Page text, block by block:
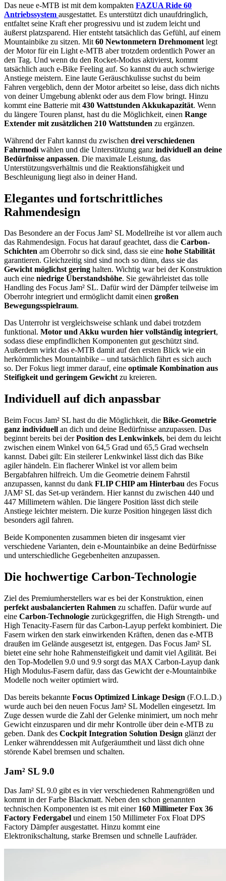
Das neue e-MTB ist mit dem kompakten FAZUA Ride 60
Antriebssystem ausgestattet. Es unterstützt dich unaufdringlich,
entfaltet seine Kraft eher progressivu und ist zudem leicht und
äußerst platzsparend. Hier entsteht tatsächlich das Gefühl, auf einem
Mountainbike zu sitzen. Mit 60 Newtonmetern Drehmoment legt
der Motor für ein Light e-MTB aber trotzdem ordentlich Power an
den Tag. Und wenn du den Rocket-Modus aktivierst, kommt
tatsächlich auch e-Bike Feeling auf. So kannst du auch schwierige
Anstiege meistern. Eine laute Geräuschkulisse suchst du beim
Fahren vergeblich, denn der Motor arbeitet so leise, dass dich nichts
von deiner Umgebung ablenkt oder aus dem Flow bringt. Hinzu
kommt eine Batterie mit 430 Wattstunden Akkukapazität. Wenn
du längere Touren planst, hast du die Möglichkeit, einen Range
Extender mit zusätzlichen 210 Wattstunden zu ergänzen.
Während der Fahrt kannst du zwischen drei verschiedenen
Fahrmodi wählen und die Unterstützung ganz individuell an deine
Bedürfnisse anpassen. Die maximale Leistung, das
Unterstützungsverhältnis und die Reaktionsfähigkeit und
Beschleunigung liegt also in deiner Hand.
Elegantes und fortschrittliches
Rahmendesign
Das Besondere an der Focus Jam² SL Modellreihe ist vor allem auch
das Rahmendesign. Focus hat darauf geachtet, dass die Carbon-
Schichten am Oberrohr so dick sind, dass sie eine hohe Stabilität
garantieren. Gleichzeitig sind sind noch so dünn, dass sie das
Gewicht möglichst gering halten. Wichtig war bei der Konstruktion
auch eine niedrige Überstandshöhe. Sie gewährleistet das tolle
Handling des Focus Jam² SL. Dafür wird der Dämpfer teilweise im
Oberrohr integriert und ermöglicht damit einen großen
Bewegungsspielraum.
Das Unterrohr ist vergleichsweise schlank und dabei trotzdem
funktional. Motor und Akku wurden hier vollständig integriert,
sodass diese empfindlichen Komponenten gut geschützt sind.
Außerdem wirkt das e-MTB damit auf den ersten Blick wie ein
herkömmliches Mountainbike – und tatsächlich fährt es sich auch
so. Der Fokus liegt immer darauf, eine optimale Kombination aus
Steifigkeit und geringem Gewichtzu kreieren.
Individuell auf dich anpassbar
Beim Focus Jam² SL hast du die Möglichkeit, die Bike-Geometrie
ganz individuell an dich und deine Bedürfnisse anzupassen. Das
beginnt bereits bei derPosition des Lenkwinkels, bei dem du leicht
zwischen einem Winkel von 64,5 Grad und 65,5 Grad wechseln
kannst. Dabei gilt: Ein steilerer Lenkwinkel lässt dich das Bike
agiler händeln. Ein flacherer Winkel ist vor allem beim
Bergabfahren hilfreich. Um die Geometrie deinem Fahrstil
anzupassen, kannst du dank FLIP CHIP am Hinterbau des Focus
JAM² SL das Set-up verändern. Hier kannst du zwischen 440 und
447 Millimetern wählen. Die längere Position lässt dich steile
Anstiege leichter meistern. Die kurze Position hingegen lässt dich
besonders agil fahren.
Beide Komponenten zusammen bieten dir insgesamt vier
verschiedene Varianten, dein e-Mountainbike an deine Bedürfnisse
und unterschiedliche Gegebenheiten anzupassen.
Die hochwertige Carbon-Technologie
Ziel des Premiumherstellers war es bei der Konstruktion, einen
perfekt ausbalancierten Rahmen zu schaffen. Dafür wurde auf
eine Carbon-Technologie zurückgegriffen, die High Strength- und
High Tenacity-Fasern für das Carbon-Layup perfekt kombiniert. Die
Fasern wirken den stark einwirkenden Kräften, denen das e-MTB
draußen im Gelände ausgesetzt ist, entgegen. Das Focus Jam² SL
bietet eine sehr hohe Rahmensteifigkeit und damit viel Agilität. Bei
den Top-Modellen 9.0 und 9.9 sorgt das MAX Carbon-Layup dank
High Modulus-Fasern dafür, dass das Gewicht der e-Mountainbike
Modelle noch weiter optimiert wird.
Das bereits bekannte Focus Optimized Linkage Design (F.O.L.D.)
wurde auch bei den neuen Focus Jam² SL Modellen eingesetzt. Im
Zuge dessen wurde die Zahl der Gelenke minimiert, um noch mehr
Gewicht einzusparen und dir mehr Kontrolle über dein e-MTB zu
geben. Dank des Cockpit Integration Solution Design glänzt der
Lenker währenddessen mit Aufgeräumtheit und lässt dich ohne
störende Kabel bremsen und schalten.
Jam² SL 9.0
Das Jam² SL 9.0 gibt es in vier verschiedenen Rahmengrößen und
kommt in der Farbe Blackmatt. Neben den schon genannten
technischen Komponenten ist es mit einer 160 Millimeter Fox 36
Factory Federgabel und einem 150 Millimeter Fox Float DPS
Factory Dämpfer ausgestattet. Hinzu kommt eine
Elektronikschaltung, starke Bremsen und schnelle Laufräder.